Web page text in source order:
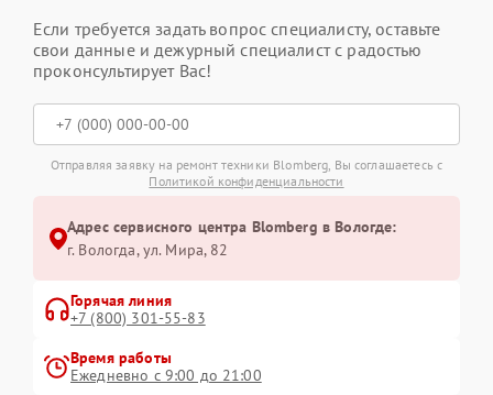
Если требуется задать вопрос специалисту, оставьте
свои данные и дежурный специалист с радостью
проконсультирует Вас!
Отправляя заявку на ремонт техники Blomberg, Вы соглашаетесь с
Политикой конфиденциальности
Адрес сервисного центра Blomberg в Вологде:
г. Вологда, ул. Мира, 82
Горячая линия
+7 (800) 301-55-83
Время работы
Ежедневно с 9:00 до 21:00